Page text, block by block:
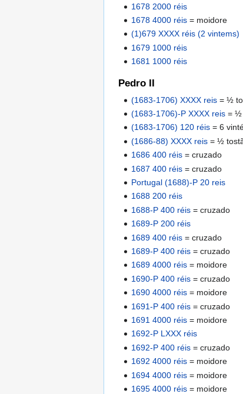
1678 2000 réis
1678 4000 réis = moidore
(1)679 XXXX réis (2 vintems)
1679 1000 réis
1681 1000 réis
Pedro II
(1683-1706) XXXX reis = ½
(1683-1706)-P XXXX reis = ½
(1683-1706) 120 réis = 6
(1686-88) XXXX reis = ½
1686 400 réis = cruzado
1687 400 réis = cruzado
Portugal (1688)-P 20 reis
1688 200 réis
1688-P 400 réis = cruzado
1689-P 200 réis
1689 400 réis = cruzado
1689-P 400 réis = cruzado
1689 4000 réis = moidore
1690-P 400 réis = cruzado
1690 4000 réis = moidore
1691-P 400 réis = cruzado
1691 4000 réis = moidore
1692-P LXXX réis
1692-P 400 réis = cruzado
1692 4000 réis = moidore
1694 4000 réis = moidore
1695 4000 réis = moidore